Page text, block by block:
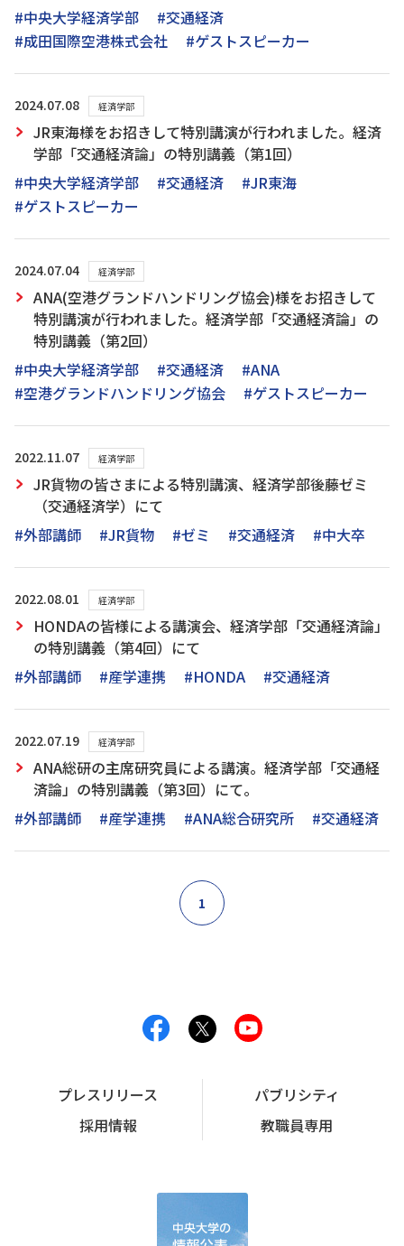
#中央大学経済学部
#交通経済
#成田国際空港株式会社
#ゲストスピーカー
2024.07.08 経済学部
JR東海様をお招きして特別講演が行われました。経済
学部「交通経済論」の特別講義（第1回）
#中央大学経済学部
#交通経済
#JR東海
#ゲストスピーカー
2024.07.04 経済学部
ANA(空港グランドハンドリング協会)様をお招きして
特別講演が行われました。経済学部「交通経済論」の
特別講義（第2回）
#中央大学経済学部
#交通経済
#ANA
#空港グランドハンドリング協会
#ゲストスピーカー
2022.11.07 経済学部
JR貨物の皆さまによる特別講演、経済学部後藤ゼミ
（交通経済学）にて
#外部講師
#JR貨物 #ゼミ #交通経済 #中大卒
2022.08.01 経済学部
HONDAの皆様による講演会、経済学部「交通経済論」
の特別講義（第4回）にて
#外部講師
#産学連携 #HONDA #交通経済
2022.07.19 経済学部
ANA総研の主席研究員による講演。経済学部「交通経
済論」の特別講義（第3回）にて。
#外部講師
#産学連携 #ANA総合研究所 #交通経済
1
プレスリリース
パブリシティ
採用情報
教職員専用